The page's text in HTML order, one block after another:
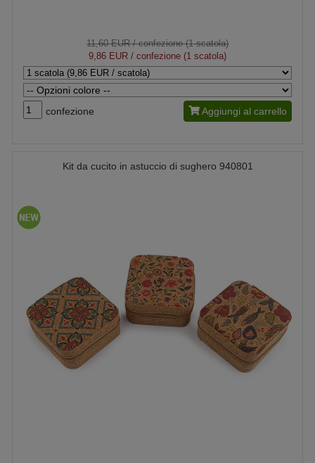
11,60 EUR/ confezione (1 scatola)
9,86 EUR / confezione (1 scatola)
confezione Aggiungi al carrello
Kit da cucito in astuccio di sughero 940801